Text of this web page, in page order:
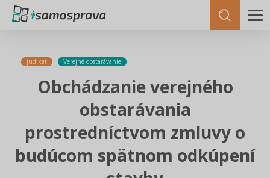
judikát Verejné obstarávanie
Obchádzanie verejného
obstarávania
prostredníctvom zmluvy o
budúcom spätnom odkúpení